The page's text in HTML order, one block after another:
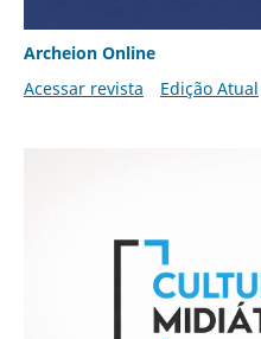
Archeion Online
Acessar revista
Edição Atual